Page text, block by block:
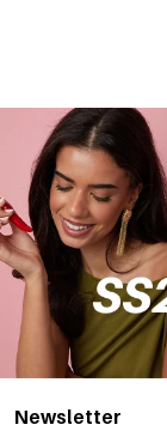
Newsletter